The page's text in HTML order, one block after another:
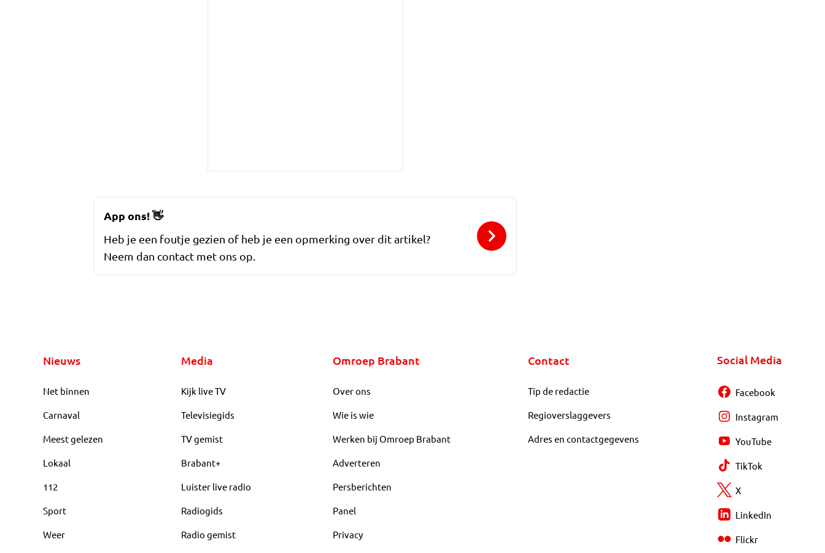
App ons!👋
Heb je een foutje gezien of heb je een opmerking over dit artikel?
Neem dan contact met ons op.
Nieuws
Net binnen
Carnaval
Meest gelezen
Lokaal
112
Sport
Weer
Media
Kijk live TV
Televisiegids
TV gemist
Brabant+
Luister live radio
Radiogids
Radio gemist
Omroep Brabant
Over ons
Wie is wie
Werken bij Omroep Brabant
Adverteren
Persberichten
Panel
Privacy
Contact
Tip de redactie
Regioverslaggevers
Adres en contactgegevens
Social Media
Facebook
Instagram
YouTube
TikTok
X
LinkedIn
Flickr